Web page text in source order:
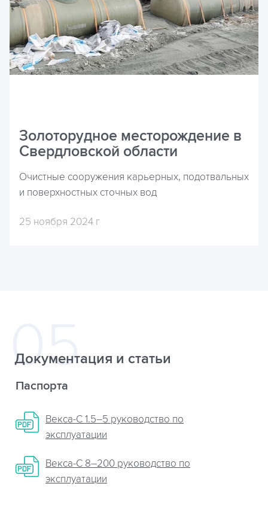
Золоторудное месторождение в
Свердловской области
Очистные сооружения карьерных, подотвальных
и поверхностных сточных вод
25 ноября 2024 г
Документация и статьи
Паспорта
Векса-С 1.5–5 руководство по
эксплуатации
Векса-С 8–200 руководство по
эксплуатации